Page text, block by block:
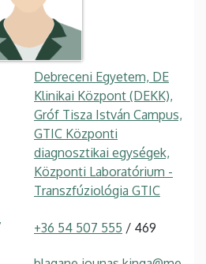
Debreceni Egyetem, DE
Klinikai Központ (DEKK),
Gróf Tisza István Campus,
GTIC Központi
diagnosztikai egységek,
Központi Laboratórium -
Transzfúziológia GTIC
+36 54 507 555 / 469